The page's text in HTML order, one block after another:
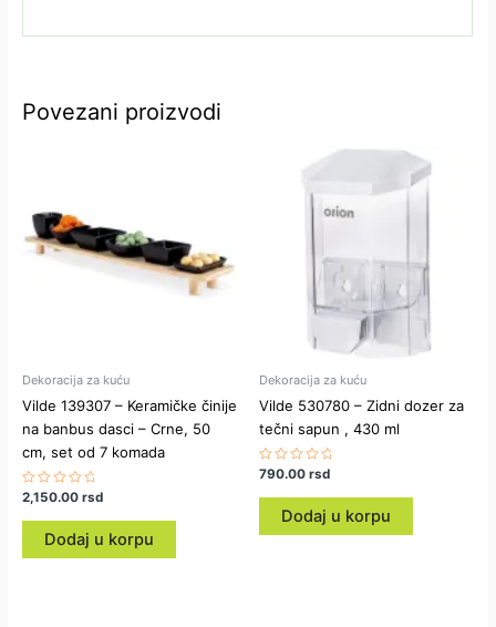
Povezani proizvodi
Dekoracija za kuću
Vilde 139307 – Keramičke činije
na banbus dasci – Crne, 50
cm, set od 7 komada
Ocenjeno
sa
0
2,150.00rsd
Dodaj u korpu
Dekoracija za kuću
Vilde 530780 – Zidni dozer za
tečni sapun , 430 ml
Ocenjeno
0
790.00 rsd
Dodaj u korpu